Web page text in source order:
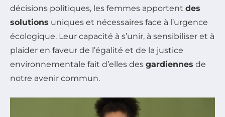
décisions politiques, les femmes apportent des
solutions uniques et nécessaires face à l’urgence
écologique. Leur capacité à s’unir, à sensibiliser et à
plaider en faveur de l’égalité et de la justice
environnementale fait d’elles des gardiennes de
notre avenir commun.